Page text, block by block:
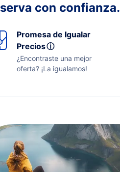
con confianza.
Promesa de Igualar
Preciosⓘ
¿Encontraste una mejor
oferta? ¡La igualamos!